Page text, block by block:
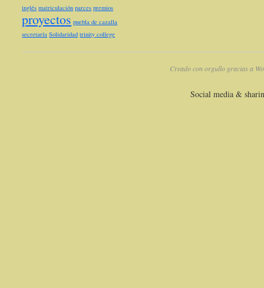
inglés matriculación parces premios
proyectos puebla de cazalla
secretaría Solidaridad trinity college
Creado con orgullo gracias a
Social media &